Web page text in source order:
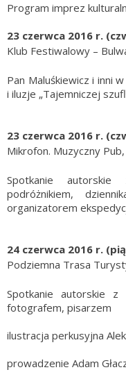
Program imprez
23 czerwca 2016 r.
Klub Festiwalowy –
Pan Maluśkiewicz i inni
i iluzje „Tajemniczej
23 czerwca 2016 r.
Mikrofon. Muzyczny
Spotkanie
podróżnikiem,
organizatorem
24 czerwca 2016 r.
Podziemna Trasa
Spotkanie autorskie z
fotografem, pisarzem
ilustracja perkusyjna
prowadzenie Adam